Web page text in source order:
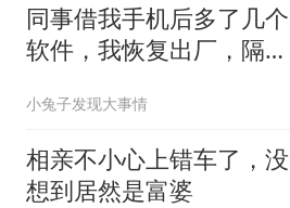
同事借我手机后多了几个
软件，我恢复出厂，隔壁
小兔子发现大事情
相亲不小心上错车了，没
想到居然是富婆